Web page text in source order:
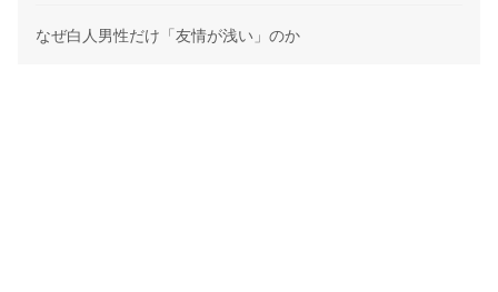
なぜ白人男性だけ「友情が浅い」のか